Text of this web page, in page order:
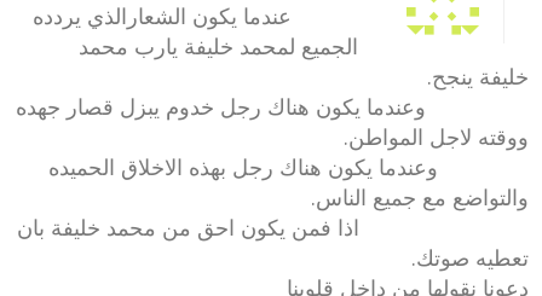
عندما يكون الشعارالذي يردده
الجميع لمحمد خليفة يارب محمد
خليفة ينجح.
وعندما يكون هناك رجل خدوم يبزل قصار جهده
ووقته لاجل المواطن.
وعندما يكون هناك رجل بهذه الاخلاق الحميده
والتواضع مع جميع الناس.
اذا فمن يكون احق من محمد خليفة بان
تعطيه صوتك.
دعونا نقولها من داخل قلوبنا